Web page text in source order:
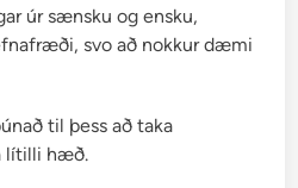
úr sænsku og ensku,
svo að nokkur dæmi
til þess að taka
lítilli hæð.